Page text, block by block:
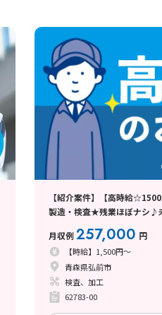
【紹介案件】【高時給
製造・検査★残業ほぼナシ♪
月収例257,000 円
【時給】1,500円～
青森県弘前市
検査、加工
62783-00